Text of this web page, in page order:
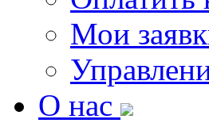
Мои
О нас